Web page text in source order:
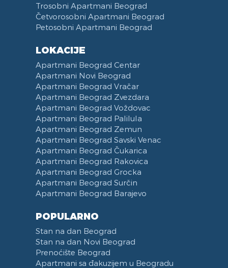
Trosobni Apartmani Beograd
Četvorosobni Apartmani Beograd
Petosobni Apartmani Beograd
LOKACIJE
Apartmani Beograd Centar
Apartmani Novi Beograd
Apartmani Beograd Vračar
Apartmani Beograd Zvezdara
Apartmani Beograd Voždovac
Apartmani Beograd Palilula
Apartmani Beograd Zemun
Apartmani Beograd Savski Venac
Apartmani Beograd Čukarica
Apartmani Beograd Rakovica
Apartmani Beograd Grocka
Apartmani Beograd Surčin
Apartmani Beograd Barajevo
POPULARNO
Stan na dan Beograd
Stan na dan Novi Beograd
Prenoćište Beograd
Apartmani sa đakuzijem u Beogradu